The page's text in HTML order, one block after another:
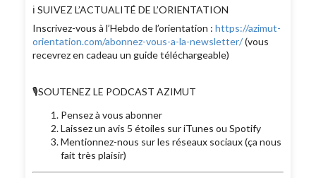
ℹ️ SUIVEZ L’ACTUALITÉ DE L’ORIENTATION
Inscrivez-vous à l’Hebdo de l’orientation : https://azimut-
orientation.com/abonnez-vous-a-la-newsletter/(vous
recevrez en cadeau un guide téléchargeable)
🎙SOUTENEZ LE PODCAST AZIMUT
Pensez à vous abonner
Laissez un avis 5 étoiles sur iTunes ou Spotify
Mentionnez-nous sur les réseaux sociaux (ça nous
fait très plaisir)